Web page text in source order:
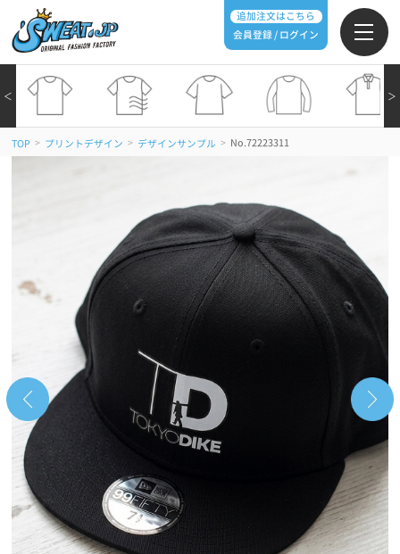
追加注文はこちら
会員登録 / ログイン
＞
＜
TOP > プリントデザイン > デザインサンプル > No.72223311